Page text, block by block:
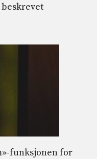
funksjonen for